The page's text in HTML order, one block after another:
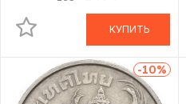
КУПИТЬ
-10%